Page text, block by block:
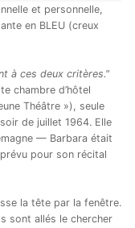
et personnelle,
en BLEU (creux
à ces deux critères."
chambre d’hôtel
Théâtre »), seule
de juillet 1964. Elle
— Barbara était
pour son récital
la tête par la fenêtre.
sont allés le chercher